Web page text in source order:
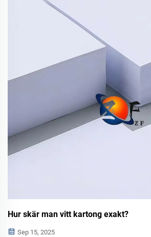
Hur skär man vitt kartong exakt?
Sep 15, 2025